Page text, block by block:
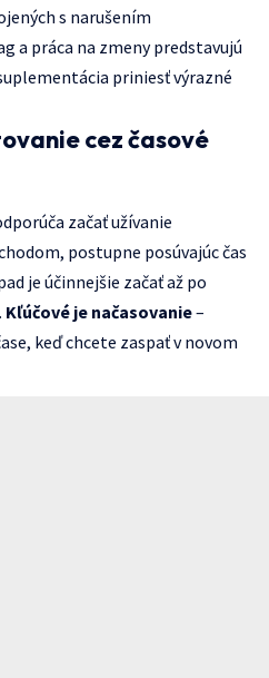
s narušením
a práca na zmeny predstavujú
priniesť výrazné
cez časové
začať užívanie
postupne posúvajúc čas
je účinnejšie začať až po
Kľúčové je načasovanie–
keď chcete zaspať v novom